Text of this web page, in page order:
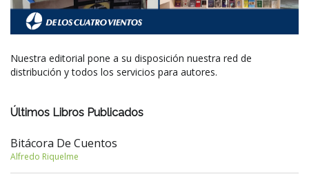
Nuestra editorial pone a su disposición nuestra red de
distribución y todos los servicios para autores.
Últimos Libros Publicados
Bitácora De Cuentos
Alfredo Riquelme